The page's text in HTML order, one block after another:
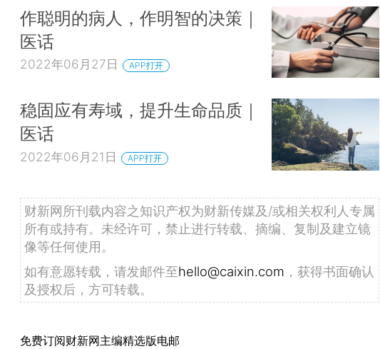
作聪明的病人，作明智的决策｜
医话
2022年06月27日 APP打开
稳固应有寿域，提升生命品质｜
医话
2022年06月21日 APP打开
财新网所刊载内容之知识产权为财新传媒及/或相关权利人专属
所有或持有。未经许可，禁止进行转载、摘编、复制及建立镜
像等任何使用。
如有意愿转载，请发邮件至hello@caixin.com ，获得书面确认
及授权后，方可转载。
免费订阅财新网主编精选版电邮